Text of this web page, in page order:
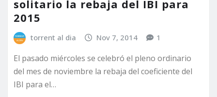
solitario la rebaja del IBI para
2015
torrent al dia Nov 7, 2014 1
El pasado miércoles se celebró el pleno ordinario
del mes de noviembre la rebaja del coeficiente del
IBI para el…